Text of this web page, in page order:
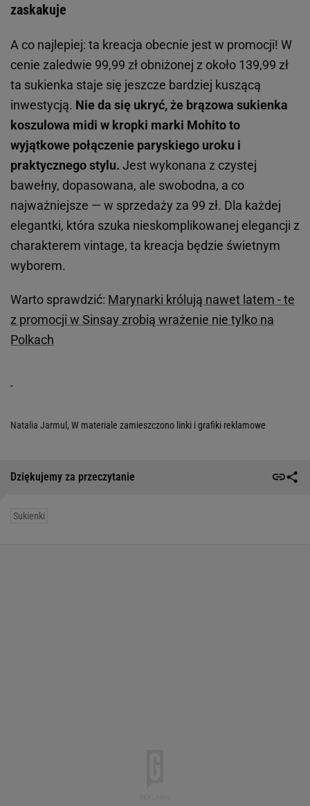
zaskakuje
A co najlepiej: ta kreacja obecnie jest w promocji! W
cenie zaledwie 99,99 zł obniżonej z około 139,99 zł
ta sukienka staje się jeszcze bardziej kuszącą
inwestycją. Nie da się ukryć, że brązowa sukienka
koszulowa midi w kropki marki Mohito to
wyjątkowe połączenie paryskiego uroku i
praktycznego stylu. Jest wykonana z czystej
bawełny, dopasowana, ale swobodna, a co
najważniejsze — w sprzedaży za 99 zł. Dla każdej
elegantki, która szuka nieskomplikowanej elegancji z
charakterem vintage, ta kreacja będzie świetnym
wyborem.
Warto sprawdzić: Marynarki królują nawet latem - te
z promocji w Sinsay zrobią wrażenie nie tylko na
Polkach
Natalia Jarmul , W materiale zamieszczono linki i grafiki reklamowe
Dziękujemy za przeczytanie
Sukienki